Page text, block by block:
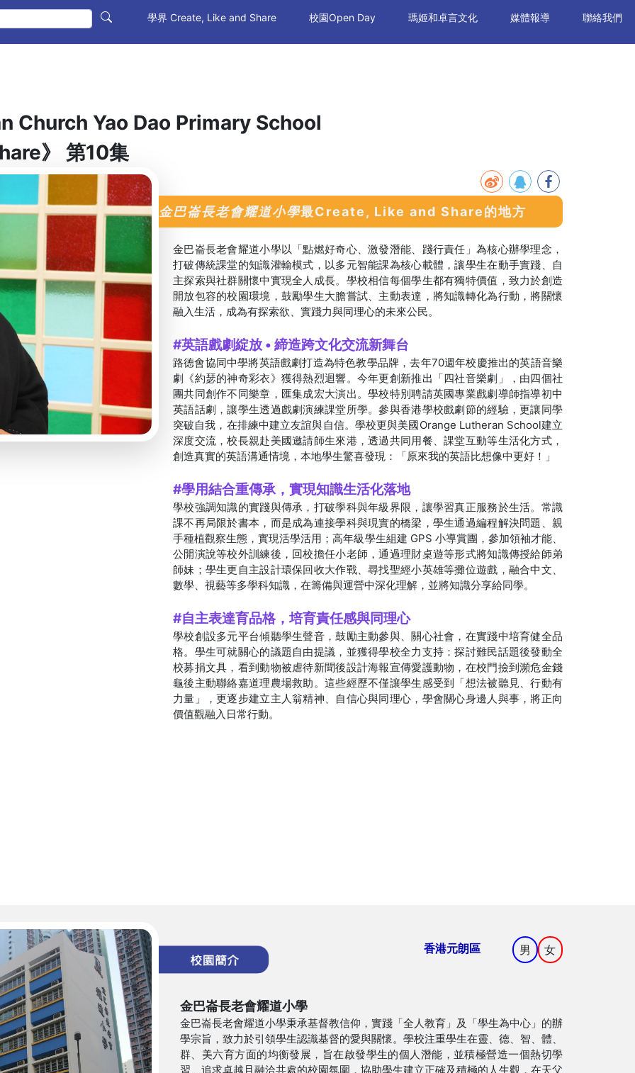
學界 Create, Like and Share(current)校園Open Day 瑪姬和卓言文化 媒體報導 聯絡我們
Church Yao Dao Primary School
》 第10集
金巴崙長老會耀道小學最Create, Like and Share的地方
金巴崙長老會耀道小學以「點燃好奇心、激發潛能、踐行責任」為核心辦學理念，
打破傳統課堂的知識灌輸模式，以多元智能課為核心載體，讓學生在動手實踐、自
主探索與社群關懷中實現全人成長。學校相信每個學生都有獨特價值，致力於創造
開放包容的校園環境，鼓勵學生大膽嘗試、主動表達，將知識轉化為行動，將關懷
融入生活，成為有探索欲、實踐力與同理心的未來公民。
#英語戲劇綻放 • 締造跨文化交流新舞台
路德會協同中學將英語戲劇打造為特色教學品牌，去年70週年校慶推出的英語音樂
劇《約瑟的神奇彩衣》獲得熱烈迴響。今年更創新推出「四社音樂劇」，由四個社
團共同創作不同樂章，匯集成宏大演出。學校特別聘請英國專業戲劇導師指導初中
英語話劇，讓學生透過戲劇演練課堂所學。參與香港學校戲劇節的經驗，更讓同學
突破自我，在排練中建立友誼與自信。學校更與美國Orange Lutheran School建立
深度交流，校長親赴美國邀請師生來港，透過共同用餐、課堂互動等生活化方式，
創造真實的英語溝通情境，本地學生驚喜發現：「原來我的英語比想像中更好！」
#學用結合重傳承，實現知識生活化落地
學校強調知識的實踐與傳承，打破學科與年級界限，讓學習真正服務於生活。常識
課不再局限於書本，而是成為連接學科與現實的橋梁，學生通過編程解決問題、親
手種植觀察生態，實現活學活用；高年級學生組建 GPS 小導賞團，參加領袖才能、
公開演說等校外訓練後，回校擔任小老師，通過理財桌遊等形式將知識傳授給師弟
師妹；學生更自主設計環保回收大作戰、尋找聖經小英雄等攤位遊戲，融合中文、
數學、視藝等多學科知識，在籌備與運營中深化理解，並將知識分享給同學。
#自主表達育品格，培育責任感與同理心
學校創設多元平台傾聽學生聲音，鼓勵主動參與、關心社會，在實踐中培育健全品
格。學生可就關心的議題自由提議，並獲得學校全力支持：探討難民話題後發動全
校募捐文具，看到動物被虐待新聞後設計海報宣傳愛護動物，在校門撿到瀕危金錢
龜後主動聯絡嘉道理農場救助。這些經歷不僅讓學生感受到「想法被聽見、行動有
力量」，更逐步建立主人翁精神、自信心與同理心，學會關心身邊人與事，將正向
價值觀融入日常行動。
香港元朗區 男 女
金巴崙長老會耀道小學
金巴崙長老會耀道小學秉承基督教信仰，實踐「全人教育」及「學生為中心」的辦
學宗旨，致力於引領學生認識基督的愛與關懷。學校注重學生在靈、德、智、體、
群、美六育方面的均衡發展，旨在啟發學生的個人潛能，並積極營造一個熱切學
習、追求卓越且融洽共處的校園氛圍，協助學生建立正確及積極的人生觀，在天父